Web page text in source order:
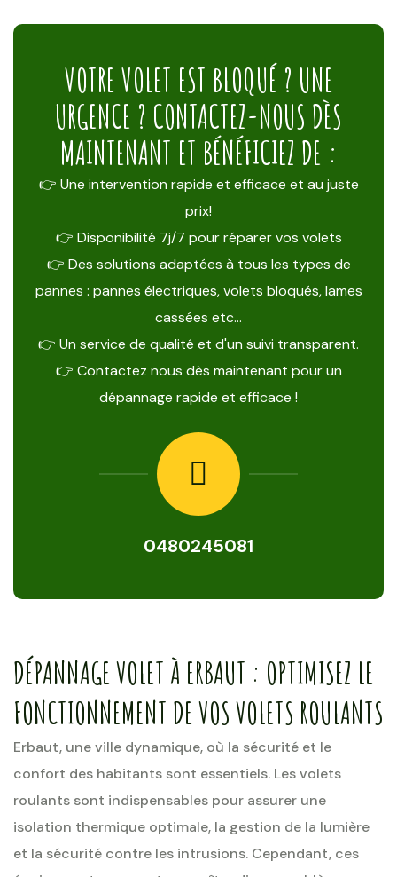
VOTRE VOLET EST BLOQUÉ ? UNE
URGENCE ? CONTACTEZ-NOUS DÈS
MAINTENANT ET BÉNÉFICIEZ DE :
👉 Une intervention rapide et efficace et au juste
prix!
👉 Disponibilité 7j/7 pour réparer vos volets
👉 Des solutions adaptées à tous les types de
pannes : pannes électriques, volets bloqués, lames
cassées etc…
👉 Un service de qualité et d'un suivi transparent.
👉 Contactez nous dès maintenant pour un
dépannage rapide et efficace !
0480245081
DÉPANNAGE VOLET À ERBAUT : OPTIMISEZ LE
FONCTIONNEMENT DE VOS VOLETS ROULANTS
Erbaut, une ville dynamique, où la sécurité et le
confort des habitants sont essentiels. Les volets
roulants sont indispensables pour assurer une
isolation thermique optimale, la gestion de la lumière
et la sécurité contre les intrusions. Cependant, ces